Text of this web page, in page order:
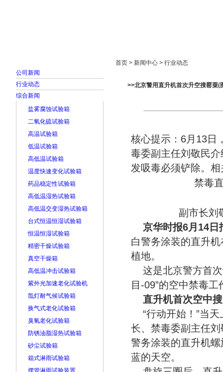
公司新闻
行业动态
综合新闻
盐雾腐蚀试验箱
二氧化硫试验箱
高温试验箱
低温试验箱
高低温试验箱
温度快速变化试验箱
药品稳定性试验箱
高低温湿热试验箱
高低温交变湿热试验箱
台式恒温恒湿试验箱
恒温恒湿试验箱
精密干燥试验箱
真空干燥箱
高低温冲击试验箱
紫外光加速老化试验机
氙灯耐气候试验箱
换气式老化试验箱
臭氧老化试验箱
防锈油脂湿热试验箱
砂尘试验箱
箱式淋雨试验箱
摆管淋雨试验装置
首页 > 新闻中心 > 行业动态
>>北京警用直升机首次升空搜罂粟(
核心提示：6月13日
毒委副主任刘敬民
发吸毒必须铲除。
禁毒
副市长刘
京华时报6月14日
白警务涂装的直升
植地。
这是北京警方首
目-09”的空中禁毒
直升机首次空中
“行动开始！”当
长、禁毒委副主任
警务涂装的直升机
蓝的天空。